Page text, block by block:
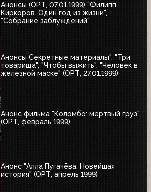
Анонсы (ОРТ, 07.01.1999) "Филипп
Киркоров. Один год из жизни",
"Собрание заблуждений"
Анонсы Секретные материалы", "Три
товарища", "Чтобы выжить", "Человек в
железной маске" (ОРТ, 27.01.1999)
Анонс фильма "Коломбо: мёртвый груз"
(ОРТ, февраль 1999)
Анонс "Алла Пугачёва. Новейшая
история" (ОРТ, апрель 1999)